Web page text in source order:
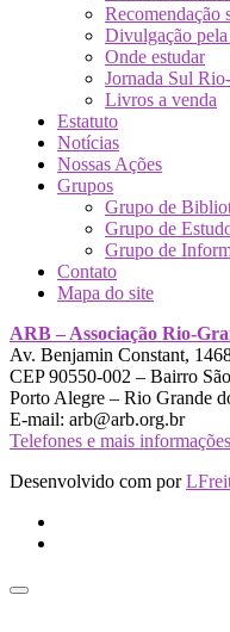
Recomendação
Divulgação
Onde estudar
Jornada Sul
Livros a venda
Estatuto
Notícias
Nossas Ações
Grupos
Grupo de
Grupo de
Grupo de
Contato
Mapa do site
ARB – Associação Rio-
Av. Benjamin Constant,
CEP 90550-002 – Bairro
Porto Alegre – Rio Grande
E-mail: arb@arb.org.br
Telefones e mais
Desenvolvido com por